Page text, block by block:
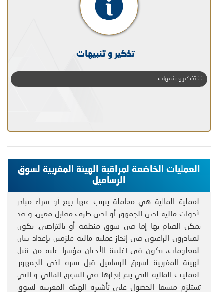
تذكير و تنبيهات
تذكير و تنبيهات
العمليات الخاضعة لمراقبة الهيئة المغربية لسوق
الرساميل
العملية المالية هي معاملة يترتب عنها بيع أو شراء مبادر
لأدوات مالية لدى الجمهور أو لدى طرف مقابل معين. و قد
يمكن القيام بها إما في سوق منظمة أو بالتراضي. يكون
المبادرون الراغبون في إنجاز عملية مالية ملزمين بإعداد بيان
المعلومات، يكون في أغلبية الأحيان مؤشرا عليه من قبل
الهيئة المغربية لسوق الرساميل قبل نشره لذى الجمهور.
العمليات المالية التي يتم إنجازها في السوق المالي و التي
تستلزم مسبقا الحصول على تأشيرة الهيئة المغربية لسوق